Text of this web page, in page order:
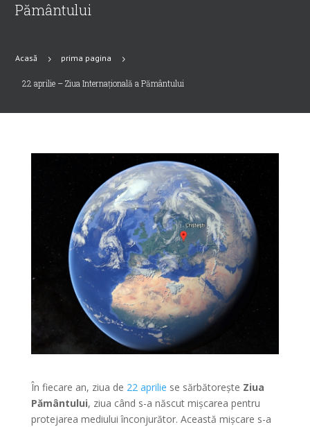
Pământului
Acasă 5 prima pagina 5
22 aprilie – Ziua Internațională a Pământului
În fiecare an, ziua de 22 aprilie se sărbătorește Ziua
Pământului, ziua când s-a născut mișcarea pentru
protejarea mediului înconjurător. Această mișcare s-a